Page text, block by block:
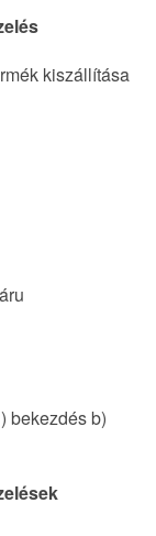
kiszállítása
bekezdés b)